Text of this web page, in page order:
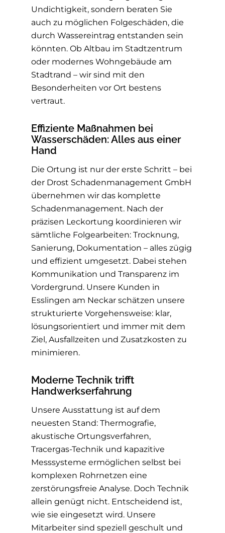
Undichtigkeit, sondern beraten Sie
auch zu möglichen Folgeschäden, die
durch Wassereintrag entstanden sein
könnten. Ob Altbau im Stadtzentrum
oder modernes Wohngebäude am
Stadtrand – wir sind mit den
Besonderheiten vor Ort bestens
vertraut.
Effiziente Maßnahmen bei
Wasserschäden: Alles aus einer
Hand
Die Ortung ist nur der erste Schritt – bei
der Drost Schadenmanagement GmbH
übernehmen wir das komplette
Schadenmanagement. Nach der
präzisen Leckortung koordinieren wir
sämtliche Folgearbeiten: Trocknung,
Sanierung, Dokumentation – alles zügig
und effizient umgesetzt. Dabei stehen
Kommunikation und Transparenz im
Vordergrund. Unsere Kunden in
Esslingen am Neckar schätzen unsere
strukturierte Vorgehensweise: klar,
lösungsorientiert und immer mit dem
Ziel, Ausfallzeiten und Zusatzkosten zu
minimieren.
Moderne Technik trifft
Handwerkserfahrung
Unsere Ausstattung ist auf dem
neuesten Stand: Thermografie,
akustische Ortungsverfahren,
Tracergas-Technik und kapazitive
Messsysteme ermöglichen selbst bei
komplexen Rohrnetzen eine
zerstörungsfreie Analyse. Doch Technik
allein genügt nicht. Entscheidend ist,
wie sie eingesetzt wird. Unsere
Mitarbeiter sind speziell geschult und